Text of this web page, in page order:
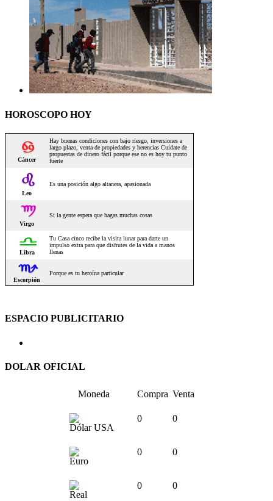
HOROSCOPO HOY
ESPACIO PUBLICITARIO
DOLAR OFICIAL
Moneda Compra Venta
Dólar USA
0 0
Euro
0 0
Real
0 0